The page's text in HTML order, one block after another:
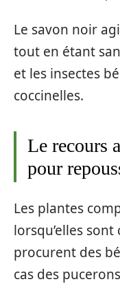
Le savon noir
tout en étant
et les insectes
coccinelles.
Le recours
pour
Les plantes
lorsqu’elles
procurent des
cas des